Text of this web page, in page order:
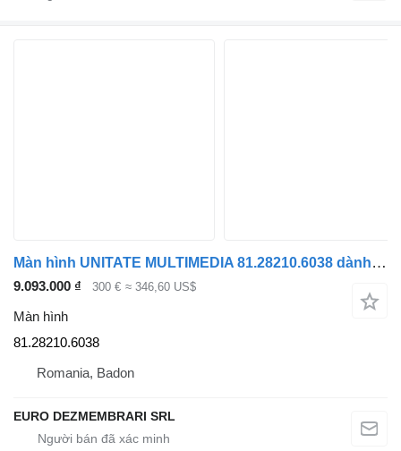
Màn hình UNITATE MULTIMEDIA 81.28210.6038 dành cho đầu kéo MAN TGX
9.093.000 ₫ 300 € ≈ 346,60 US$
Màn hình
81.28210.6038
Romania, Badon
EURO DEZMEMBRARI SRL